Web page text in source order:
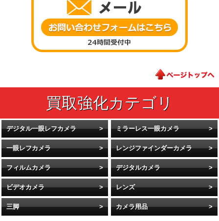
デジタル一眼レフカメラ ミラーレス一眼カメラ
一眼レフカメラ レンジファインダーカメラ
フィルムカメラ デジタルカメラ
ビデオカメラ レンズ
三脚 カメラ用品